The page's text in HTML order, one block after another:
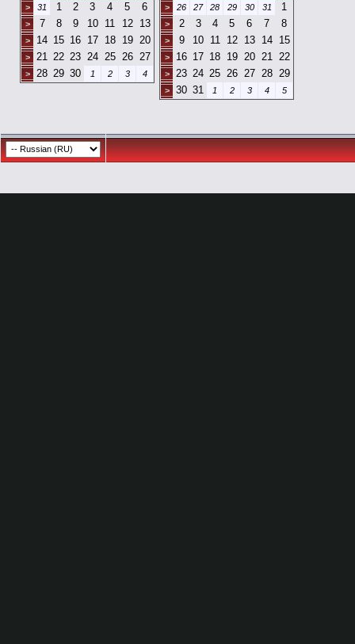
>
31 1 2 3 4 5 6
> 7 8 9 10 11 12 13
> 14 15 16 17 18 19 20
> 21 22 23 24 25 26 27
> 28 29 30 1 2 3 4
>
26 27 28 29 30 31 1
> 2 3 4 5 6 7 8
> 9 10 11 12 13 14 15
> 16 17 18 19 20 21 22
> 23 24 25 26 27 28 29
> 30 31 1 2 3 4 5